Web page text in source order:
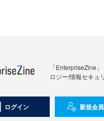
「EnterpriseZine
ロジー/情報セキュ
ログイン 新規会